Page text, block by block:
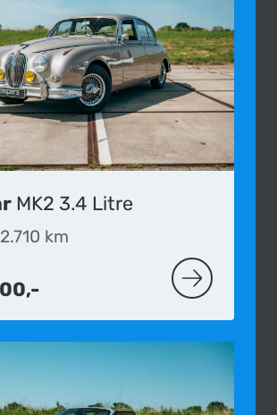
MK2 3.4 Litre
km
MEER OVER